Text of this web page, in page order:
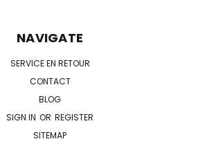
NAVIGATE
SERVICE EN RETOUR
CONTACT
BLOG
SIGN IN OR REGISTER
SITEMAP